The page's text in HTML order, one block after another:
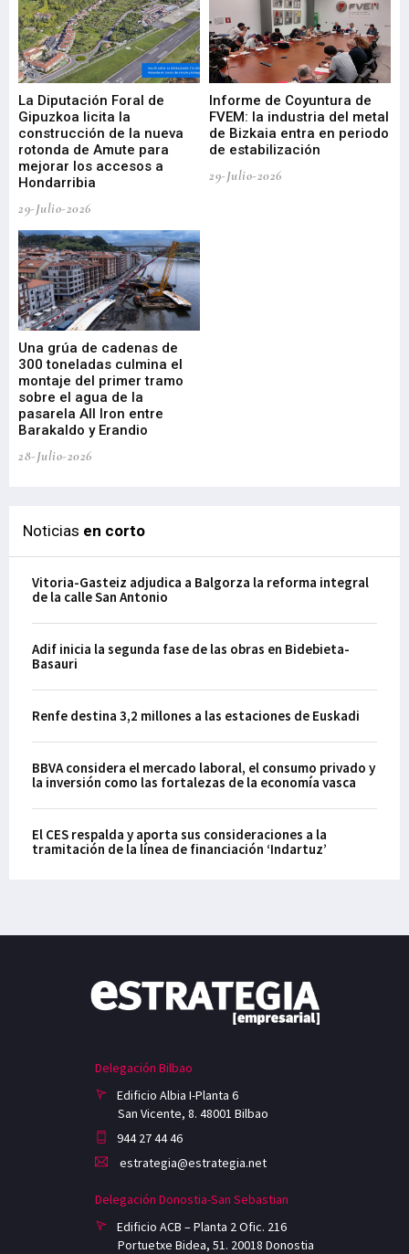
La Diputación Foral de
Gipuzkoa licita la
construcción de la nueva
rotonda de Amute para
mejorar los accesos a
Hondarribia
29-Julio-2026
Informe de Coyuntura de
FVEM: la industria del metal
de Bizkaia entra en periodo
de estabilización
29-Julio-2026
Una grúa de cadenas de
300 toneladas culmina el
montaje del primer tramo
sobre el agua de la
pasarela All Iron entre
Barakaldo y Erandio
28-Julio-2026
Noticias en corto
Vitoria-Gasteiz adjudica a Balgorza la reforma integral
de la calle San Antonio
Adif inicia la segunda fase de las obras en Bidebieta-
Basauri
Renfe destina 3,2 millones a las estaciones de Euskadi
BBVA considera el mercado laboral, el consumo privado y
la inversión como las fortalezas de la economía vasca
El CES respalda y aporta sus consideraciones a la
tramitación de la línea de financiación ‘Indartuz’
Delegación Bilbao
Edificio Albia I-Planta 6
San Vicente, 8. 48001 Bilbao
944 27 44 46
estrategia@estrategia.net
Delegación Donostia-San Sebastian
Edificio ACB – Planta 2 Ofic. 216
Portuetxe Bidea, 51. 20018 Donostia